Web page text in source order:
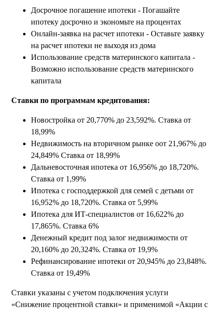
Досрочное погашение ипотеки - Погашайте
ипотеку досрочно и экономьте на процентах
Онлайн-заявка на расчет ипотеки - Оставьте заявку
на расчет ипотеки не выходя из дома
Использование средств материнского капитала -
Возможно использование средств материнского
капитала
Ставки по программам кредитования:
Новостройка от 20,770% до 23,592%. Ставка от
18,99%
Недвижимость на вторичном рынке оот 21,967% до
24,849% Ставка от 18,99%
Дальневосточная ипотека от 16,956% до 18,720%.
Ставка от 1,99%
Ипотека с господдержкой для семей с детьми от
16,952% до 18,720%. Ставка от 5,99%
Ипотека для ИТ-специалистов от 16,622% до
17,865%. Ставка 6%
Денежный кредит под залог недвижимости от
20,160% до 20,324%. Ставка от 19,9%
Рефинансирование ипотеки от 20,945% до 23,848%.
Ставка от 19,49%
Ставки указаны с учетом подключения услуги
«Снижение процентной ставки» и применимой «Акции с